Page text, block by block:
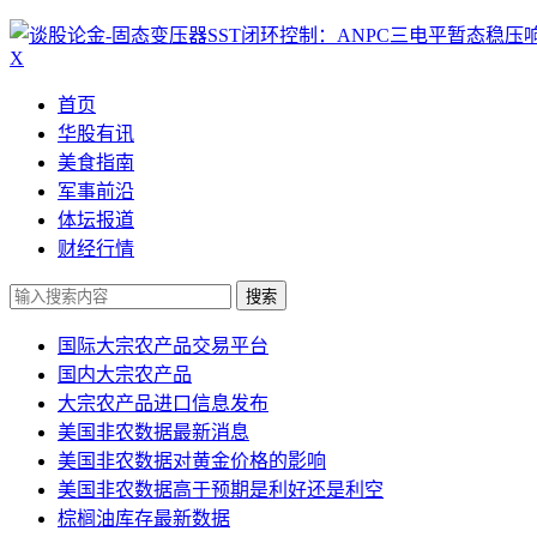
X
首页
华股有讯
美食指南
军事前沿
体坛报道
财经行情
搜索
国际大宗农产品交易平台
国内大宗农产品
大宗农产品进口信息发布
美国非农数据最新消息
美国非农数据对黄金价格的影响
美国非农数据高于预期是利好还是利空
棕榈油库存最新数据